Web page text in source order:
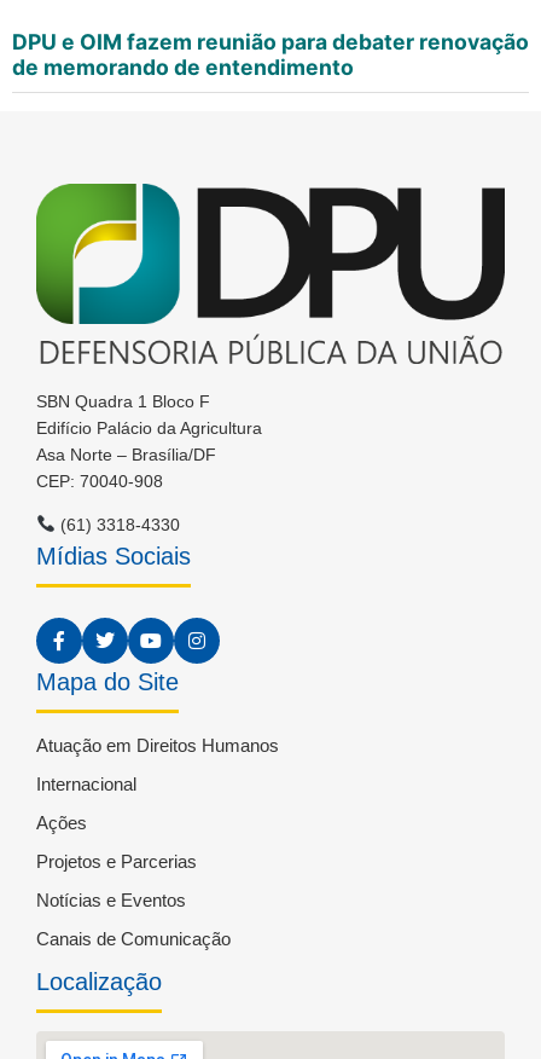
DPU e OIM fazem reunião para debater renovação
de memorando de entendimento
SBN Quadra 1 Bloco F
Edifício Palácio da Agricultura
Asa Norte – Brasília/DF
CEP: 70040-908
(61) 3318-4330
Mídias Sociais
Mapa do Site
Atuação em Direitos Humanos
Internacional
Ações
Projetos e Parcerias
Notícias e Eventos
Canais de Comunicação
Localização